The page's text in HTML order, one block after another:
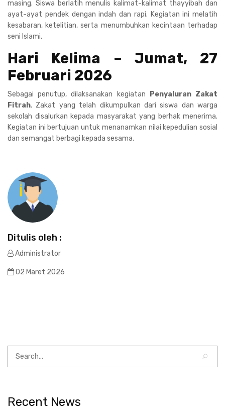
masing. Siswa berlatih menulis kalimat-kalimat thayyibah dan
ayat-ayat pendek dengan indah dan rapi. Kegiatan ini melatih
kesabaran, ketelitian, serta menumbuhkan kecintaan terhadap
seni Islami.
Hari Kelima – Jumat, 27
Februari 2026
Sebagai penutup, dilaksanakan kegiatan
Penyaluran Zakat
Fitrah. Zakat yang telah dikumpulkan dari siswa dan warga
sekolah disalurkan kepada masyarakat yang berhak menerima.
Kegiatan ini bertujuan untuk menanamkan nilai kepedulian sosial
dan semangat berbagi kepada sesama.
Ditulis oleh :
Administrator
02 Maret 2026
Recent News